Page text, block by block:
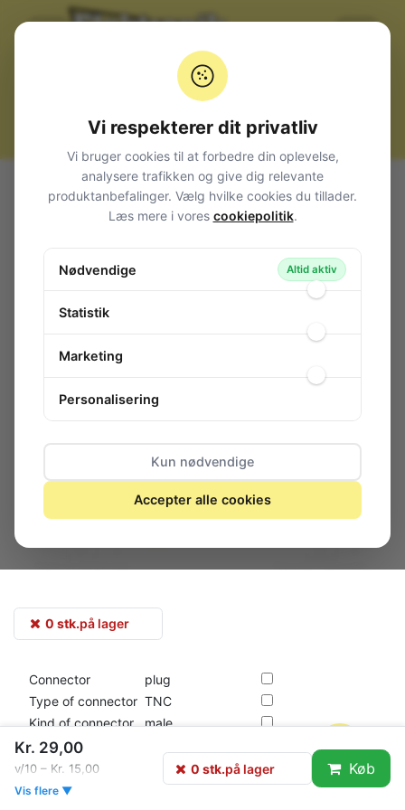
Alle produkter Kabler, stik og adaptere
Antenne
TNC
TNC Stik TNC Han Crimp RG59
153-905 / TNC-003
0 stk.på lager
Connector
plug
Type of connector TNC
Kind of connector
male
Spatial orientation
Kr. 29,00
v/10 – Kr. 15,00
Vis flere ▼
0 stk.på lager Køb
Vi respekterer dit privatliv
Vi bruger cookies til at forbedre din oplevelse,
analysere trafikken og give dig relevante
produktanbefalinger. Vælg hvilke cookies du tillader.
Læs mere i vores cookiepolitik.
Nødvendige Altid aktiv
Statistik
Marketing
Personalisering
Kun nødvendige
Accepter alle cookies